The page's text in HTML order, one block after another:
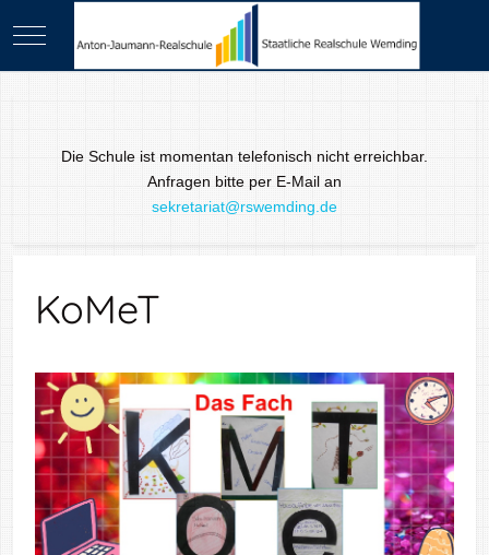
Mobile Menu Toggle
Die Schule ist momentan telefonisch nicht erreichbar.
Anfragen bitte per E-Mail an
sekretariat@rswemding.de
KoMeT